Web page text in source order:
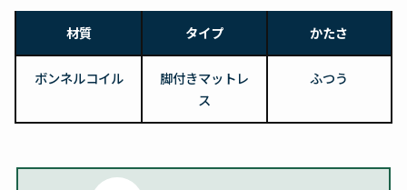
材質 タイプ かたさ
ボンネルコイル
脚付きマットレ
ス
ふつう